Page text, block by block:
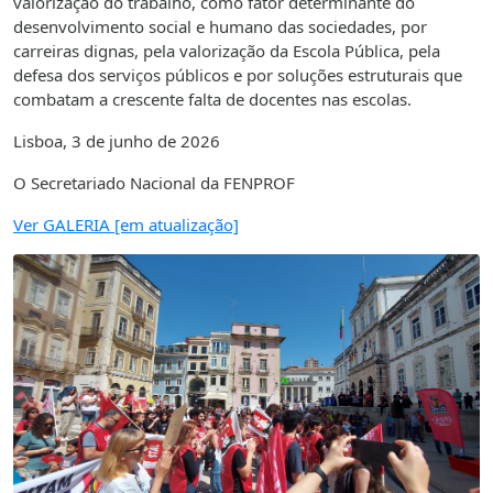
desenvolvimento social e humano das sociedades, por
carreiras dignas, pela valorização da Escola Pública, pela
defesa dos serviços públicos e por soluções estruturais que
combatam a crescente falta de docentes nas escolas.
Lisboa, 3 de junho de 2026
O Secretariado Nacional da FENPROF
Ver GALERIA [em atualização]